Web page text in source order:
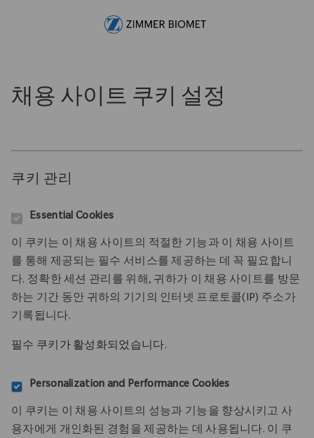
채용 사이트 쿠키 설정
쿠키 관리
Essential Cookies
이 쿠키는 이 채용 사이트의 적절한 기능과 이 채용 사이트
를 통해 제공되는 필수 서비스를 제공하는 데 꼭 필요합니
다. 정확한 세션 관리를 위해, 귀하가 이 채용 사이트를 방문
하는 기간 동안 귀하의 기기의 인터넷 프로토콜(IP) 주소가
기록됩니다.
필수 쿠키가 활성화되었습니다.
Personalization and Performance Cookies
이 쿠키는 이 채용 사이트의 성능과 기능을 향상시키고 사
용자에게 개인화된 경험을 제공하는 데 사용됩니다. 이 쿠